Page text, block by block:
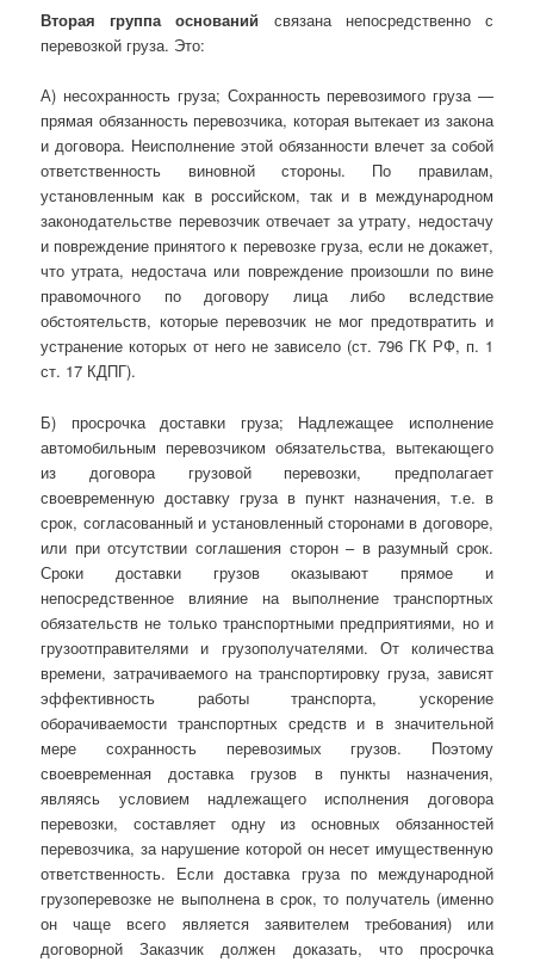
Вторая группа оснований связана непосредственно с
перевозкой груза. Это:
А) несохранность груза; Сохранность перевозимого груза —
прямая обязанность перевозчика, которая вытекает из закона
и договора. Неис­полнение этой обязанности влечет за собой
ответственность виновной стороны. По правилам,
установленным как в российском, так и в международном
законодательстве перевозчик отвечает за утрату, недоста­чу
и повреждение принятого к перевозке груза, если не докажет,
что утрата, недостача или повреждение произошли по вине
правомочного по договору лица либо вследствие
обстоятельств, которые перевозчик не мог предотвратить и
устранение которых от него не зависело (ст. 796 ГК РФ, п. 1
ст. 17 КДПГ).
Б) просрочка доставки груза; Надлежащее исполнение
автомобильным перевозчиком обязательства, вытекающего
из договора грузовой перевозки, предполагает
своевременную доставку груза в пункт назначения, т.е. в
срок, согласованный и установленный сторонами в договоре,
или при отсутствии соглашения сторон – в разумный срок.
Сроки доставки грузов оказывают прямое и
непосредственное влияние на выполнение транспортных
обязательств не только транспортными предприятиями, но и
грузоотправителями и грузополучателями. От количества
времени, затрачиваемого на транспортировку груза, зависят
эффективность работы транспорта, ускорение
оборачиваемости транспортных средств и в значительной
мере сохранность перевозимых грузов. Поэтому
своевременная доставка грузов в пункты назначения,
являясь условием надлежащего исполнения договора
перевозки, составляет одну из основных обязанностей
перевозчика, за нарушение которой он несет имущественную
ответственность. Если доставка груза по международной
грузоперевозке не выполнена в срок, то получатель (именно
он чаще всего является заявителем требования) или
договорной Заказчик должен доказать, что просрочка